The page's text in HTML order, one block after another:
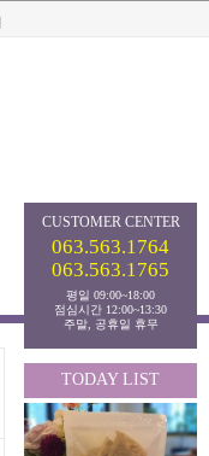
CUSTOMER CENTER
063.563.1764
063.563.1765
평일 09:00~18:00
점심시간 12:00~13:30
주말, 공휴일 휴무
TODAY LIST